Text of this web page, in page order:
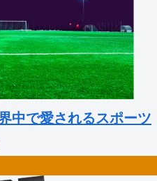
中で愛されるスポーツ